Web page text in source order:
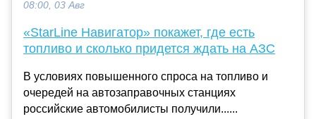
08:00, 03 Авг
«StarLine Навигатор» покажет, где есть
топливо и сколько придется ждать на АЗС
В условиях повышенного спроса на топливо и
очередей на автозаправочных станциях
российские автомобилисты получили......